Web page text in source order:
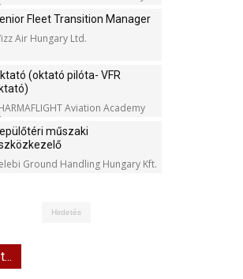
Fleet Transition Manager
Air Hungary Ltd.
(oktató pilóta- VFR
Aviation Academy
műszaki
Ground Handling Hungary Kft.
Hirdetés